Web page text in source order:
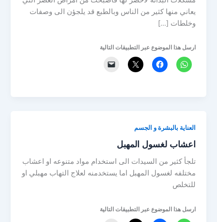
يعاني منها كثير من الناس وبالطبع قد يلجؤن الى وصفات
وخلطات […]
ارسل هذا الموضوع عبر التطبيقات التالية
العناية بالبشرة و الجسم
اعشاب لغسول المهبل
تلجأ كثير من السيدات الى استخدام مواد متنوعه او اعشاب
مختلفه لغسول المهبل اما يستخدمنه لعلاج التهاب مهبلي او
للتخلص
ارسل هذا الموضوع عبر التطبيقات التالية